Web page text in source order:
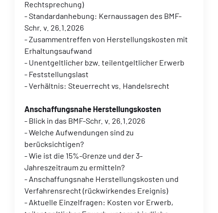
Rechtsprechung)
- Standardanhebung: Kernaussagen des BMF-
Schr. v. 26.1.2026
- Zusammentreffen von Herstellungskosten mit
Erhaltungsaufwand
- Unentgeltlicher bzw. teilentgeltlicher Erwerb
- Feststellungslast
- Verhältnis: Steuerrecht vs. Handelsrecht
Anschaffungsnahe Herstellungskosten
- Blick in das BMF-Schr. v. 26.1.2026
- Welche Aufwendungen sind zu
berücksichtigen?
- Wie ist die 15%-Grenze und der 3-
Jahreszeitraum zu ermitteln?
- Anschaffungsnahe Herstellungskosten und
Verfahrensrecht (rückwirkendes Ereignis)
- Aktuelle Einzelfragen: Kosten vor Erwerb,